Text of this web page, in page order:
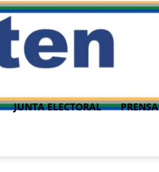
JUNTA ELECTORAL PRENSA